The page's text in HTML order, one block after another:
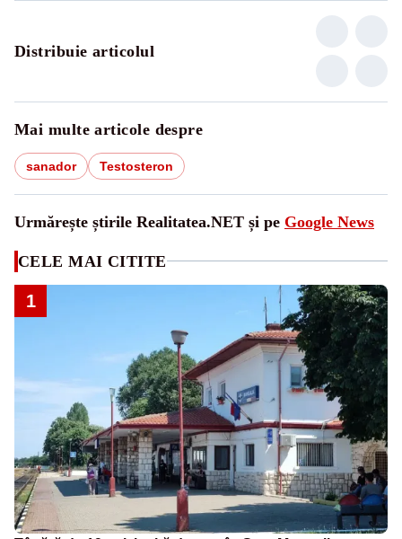
Distribuie articolul
Mai multe articole despre
sanador Testosteron
Urmărește știrile Realitatea.NET și pe Google News
CELE MAI CITITE
1